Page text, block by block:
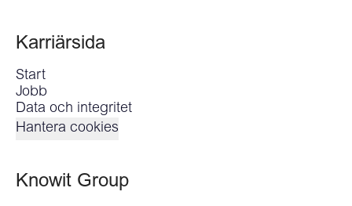
Karriärsida
Start
Jobb
Data och integritet
Hantera cookies
Knowit Group